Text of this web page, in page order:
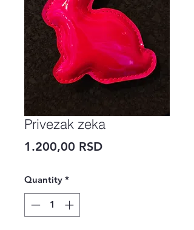
Privezak zeka
1.200,00 RSDPrice
Quantity *